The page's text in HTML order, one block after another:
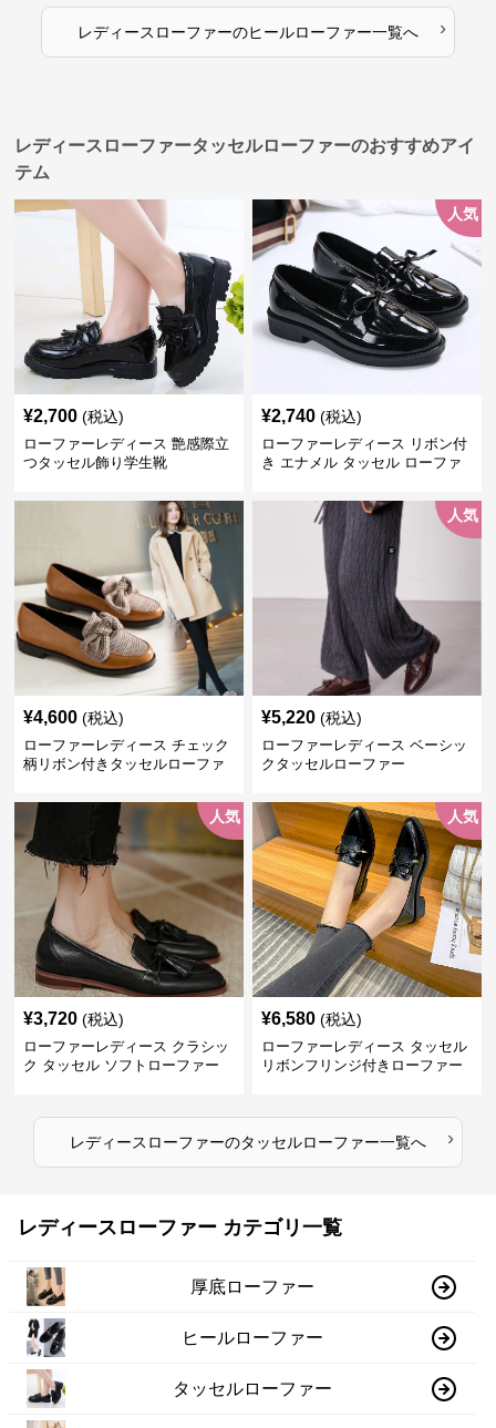
レディースローファーのヒールローファー一覧へ ›
レディースローファータッセルローファーのおすすめアイ
テム
¥2,700 (税込)
ローファーレディース 艶感際立
つタッセル飾り学生靴
人気
¥2,740 (税込)
ローファーレディース リボン付
き エナメル タッセル ローファ
¥4,600 (税込)
ローファーレディース チェック
柄リボン付きタッセルローファ
人気
¥5,220 (税込)
ローファーレディース ベーシッ
クタッセルローファー
人気
¥3,720 (税込)
ローファーレディース クラシッ
ク タッセル ソフトローファー
人気
¥6,580 (税込)
ローファーレディース タッセル
リボンフリンジ付きローファー
レディースローファーのタッセルローファー一覧へ ›
レディースローファー カテゴリ一覧
厚底ローファー
ヒールローファー
タッセルローファー